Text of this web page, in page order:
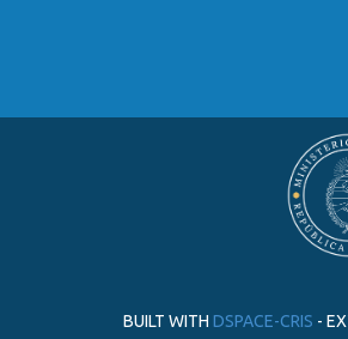
BUILT WITH DSPACE-CRIS -